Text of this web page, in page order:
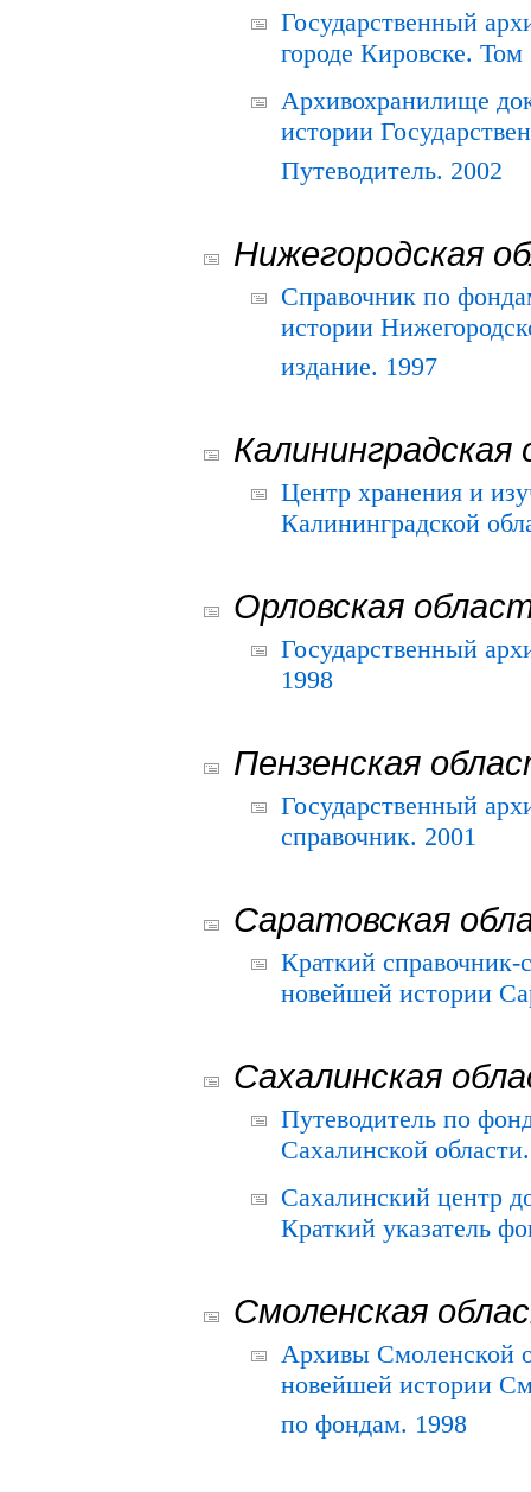
Государственный
городе Кировске.
Архивохранилище
истории
Путеводитель. 2002
Нижегородская
Справочник по
истории
издание. 1997
Калининградская
Центр хранения и
Калининградской
Орловская
Государственный
1998
Пензенская
Государственный
справочник. 2001
Саратовская
Краткий
новейшей истории
Сахалинская
Путеводитель по
Сахалинской
Сахалинский центр
Краткий указатель
Смоленская
Архивы Смоленской
новейшей истории
по фондам. 1998